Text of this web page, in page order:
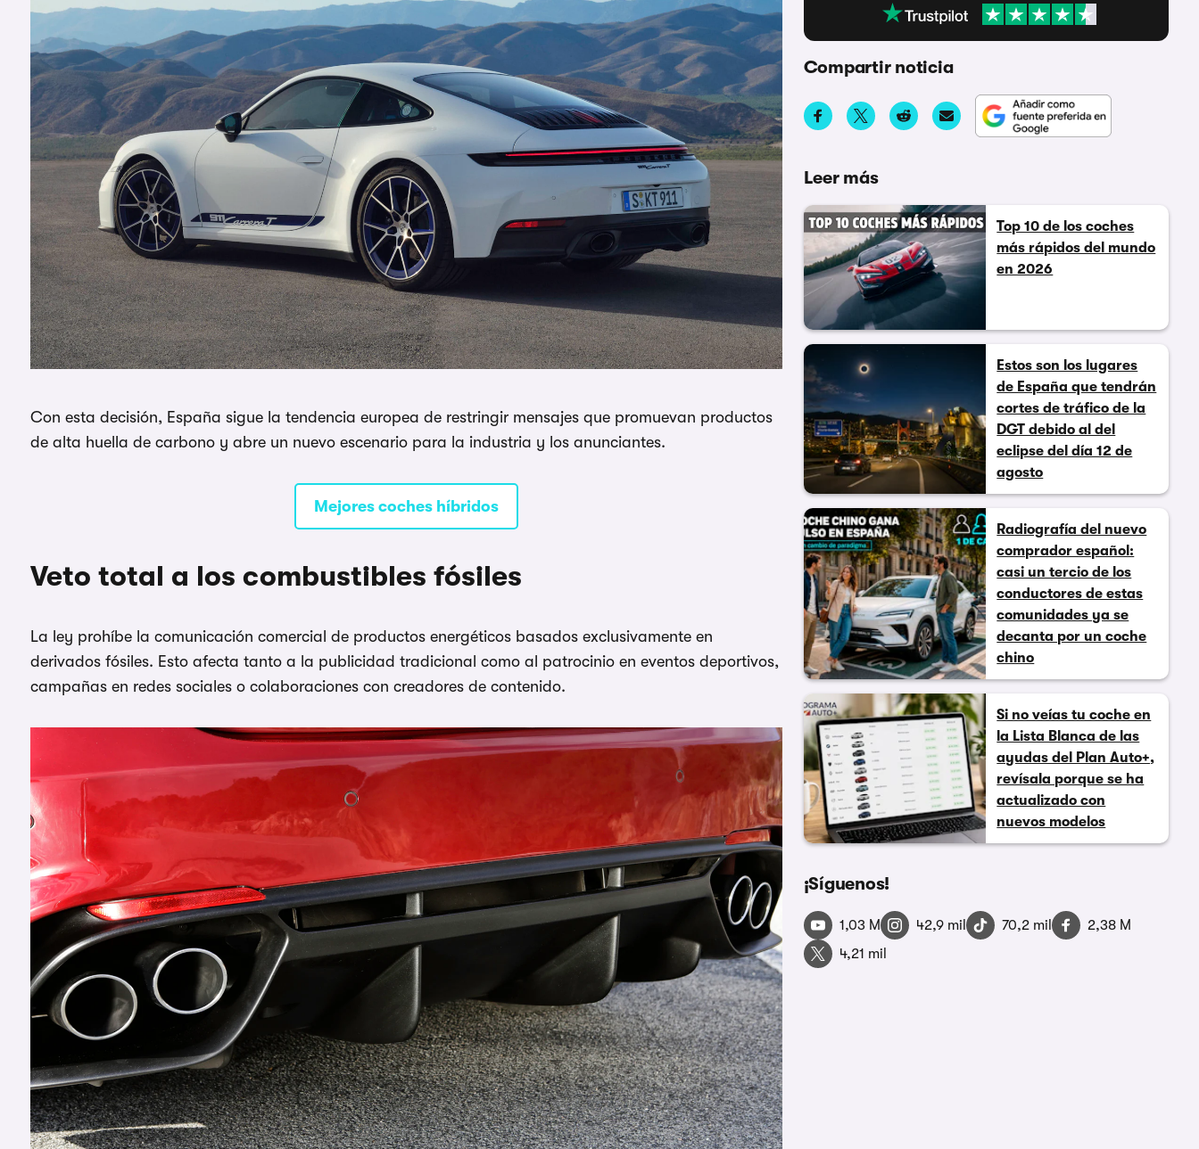
Con esta decisión, España sigue la tendencia europea de restringir mensajes que promuevan productos
de alta huella de carbono y abre un nuevo escenario para la industria y los anunciantes.
Mejores coches híbridos
Veto total a los combustibles fósiles
La ley prohíbe la comunicación comercial de productos energéticos basados exclusivamente en
derivados fósiles. Esto afecta tanto a la publicidad tradicional como al patrocinio en eventos deportivos,
campañas en redes sociales o colaboraciones con creadores de contenido.
Compartir noticia
Leer más
Top 10 de los coches
más rápidos del mundo
en 2026
Estos son los lugares
de España que tendrán
cortes de tráfico de la
DGT debido al del
eclipse del día 12 de
agosto
Radiografía del nuevo
comprador español:
casi un tercio de los
conductores de estas
comunidades ya se
decanta por un coche
chino
Si no veías tu coche en
la Lista Blanca de las
ayudas del Plan Auto+,
revísala porque se ha
actualizado con
nuevos modelos
¡Síguenos!
1,03 M 42,9 mil 70,2 mil
2,38 M
4,21 mil